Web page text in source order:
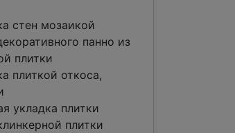
стен мозаикой
панно из
плитки
плиткой откоса,
укладка плитки
плитки